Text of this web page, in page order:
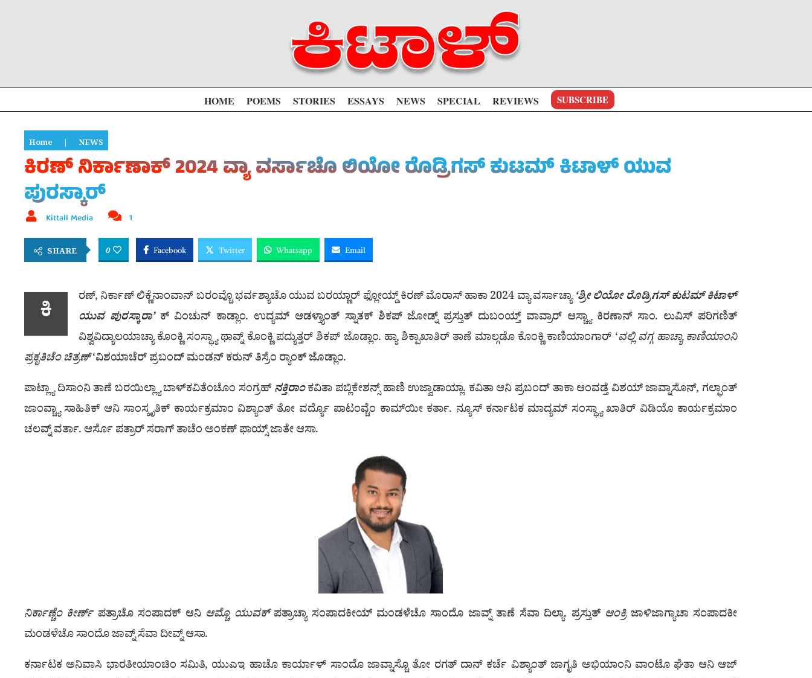
HOME POEMS STORIES ESSAYS NEWS SPECIAL REVIEWS SUBSCRIBE
Home | NEWS
ಕಿರಣ್ ನಿರ್ಕಾಣಾಕ್ 2024 ವ್ಯಾ ವರ್ಸಾಚೊ ಲಿಯೋ ರೊಡ್ರಿಗಸ್ ಕುಟಮ್ ಕಿಟಾಳ್ ಯುವ
ಪುರಸ್ಕಾರ್
Kittall Media 1
SHARE 0 Facebook Twitter Whatsapp Email
ಕಿ ರಣ್, ನಿರ್ಕಾಣ್ ಲಿಕ್ಣೆನಾಂವಾನ್ ಬರಂವ್ಚೊ ಭರ್ವಶ್ಯಾಚೊ ಯುವ ಬರಯ್ಣಾರ್ ಫ್ಲೋಯ್ಡ್ ಕಿರಣ್ ಮೊರಾಸ್ ಹಾಕಾ 2024 ವ್ಯಾ ವರ್ಸಾಚ್ಯಾ‘ಶ್ರೀ ಲಿಯೋ ರೊಡ್ರಿಗಸ್ ಕುಟಮ್ ಕಿಟಾಳ್
ಯುವ ಪುರಸ್ಕಾರಾ’ಕ್ ವಿಂಚುನ್ ಕಾಡ್ಲಾಂ. ಉದ್ಯಮ್ ಆಡಳ್ತ್ಯಾಂತ್ ಸ್ನಾತಕ್ ಶಿಕಪ್ ಜೋಡ್ನ್ ಪ್ರಸ್ತುತ್ ದುಬಂಯ್ತ್ ವಾವ್ರಾರ್ ಆಸ್ಚ್ಯಾ ಕಿರಣಾನ್ ಸಾಂ. ಲುವಿಸ್ ಪರಿಗಣಿತ್
ವಿಶ್ವವಿದ್ಯಾಲಯಾಚ್ಯಾ ಕೊಂಕ್ಣಿ ಸಂಸ್ಥ್ಯಾ ಥಾವ್ನ್ ಕೊಂಕ್ಣಿ ಪದ್ಯುತ್ತರ್ ಶಿಕಪ್ ಜೊಡ್ಲಾಂ. ಹ್ಯಾ ಶಿಕ್ಪಾಖಾತಿರ್ ತಾಣೆ ಮಾಲ್ಗಡೊ ಕೊಂಕ್ಣಿ ಕಾಣಿಯಾಂಗಾರ್ ‘ವಲ್ಲಿ ವಗ್ಗ ಹಾಚ್ಯಾ ಕಾಣಿಯಾಂನಿ
ಪ್ರಕೃತಿಚೆಂ ಚಿತ್ರಣ್‘ವಿಶಯಾಚೆರ್ ಪ್ರಬಂದ್ ಮಂಡನ್ ಕರುನ್ ತಿಸ್ರೆಂ ರ‍್ಯಾಂಕ್ ಜೊಡ್ಲಾಂ.
ಪಾಟ್ಲ್ಯಾ ದಿಸಾಂನಿ ತಾಣೆ ಬರಯಿಲ್ಲ್ಯಾ ಬಾಳ್‌ಕವಿತೆಂಚೊಂ ಸಂಗ್ರಹ್ನಕ್ತಿರಾಂಕವಿತಾ ಪಬ್ಲಿಕೇಶನ್ಸ್ ಹಾಣಿ ಉಜ್ವಾಡಾಯ್ಲಾ. ಕವಿತಾ ಆನಿ ಪ್ರಬಂದ್ ತಾಕಾ ಆಂವಡ್ತೆ ವಿಶಯ್ ಜಾವ್ನಾಸೊನ್, ಗಲ್ಫಾಂತ್
ಜಾಂವ್ಚ್ಯಾ ಸಾಹಿತಿಕ್ ಆನಿ ಸಾಂಸ್ಕೃತಿಕ್ ಕಾರ್ಯಕ್ರಮಾಂ ವಿಶ್ಯಾಂತ್ ತೋ ವರ್ದ್ಯೊ ಪಾಟಂವ್ಚೆಂ ಕಾಮ್‌ಯೀ ಕರ್ತಾ. ನ್ಯೂಸ್ ಕರ್ನಾಟಕ ಮಾದ್ಯಮ್ ಸಂಸ್ಥ್ಯಾ ಖಾತಿರ್ ವಿಡಿಯೊ ಕಾರ್ಯಕ್ರಮಾಂ
ಚಲವ್ನ್ ವರ್ತಾ. ಆರ್ಸೊ ಪತ್ರಾರ್ ಸರಾಗ್ ತಾಚೆಂ ಅಂಕಣ್ ಫಾಯ್ಸ್ ಜಾತೇ ಆಸಾ.
ನಿರ್ಕಾಣ್ಚೆಂ ಕೀರ್ಣ್ಪತ್ರಾಚೊ ಸಂಪಾದಕ್ ಆನಿ ಆಮ್ಚೊ ಯುವಕ್ಪತ್ರಾಚ್ಯಾ ಸಂಪಾದಕೀಯ್ ಮಂಡಳೆಚೊ ಸಾಂದೊ ಜಾವ್ನ್ ತಾಣೆ ಸೆವಾ ದಿಲ್ಯಾ. ಪ್ರಸ್ತುತ್ ಆಂಕ್ರಿಜಾಳಿಜಾಗ್ಯಾಚಾ ಸಂಪಾದಕೀ
ಮಂಡಳೆಚೊ ಸಾಂದೊ ಜಾವ್ನ್ ಸೆವಾ ದೀವ್ನ್ ಆಸಾ.
ಕರ್ನಾಟಕ ಅನಿವಾಸಿ ಭಾರತೀಯಾಂಚಿಂ ಸಮಿತಿ, ಯುಎಇ ಹಾಚೊ ಕಾರ್ಯಾಳ್ ಸಾಂದೊ ಜಾವ್ನಾಸ್ಚೊ ತೋ ರಗತ್ ದಾನ್ ಕರ್ಚೆ ವಿಶ್ಯಾಂತ್ ಜಾಗೃತಿ ಅಭಿಯಾಂನಿ ವಾಂಟೊ ಘೆತಾ ಆನಿ ಆಜ್